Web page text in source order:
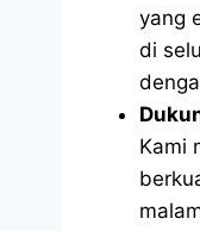
yang
di
Kami